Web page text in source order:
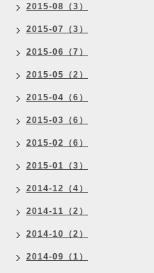
2015-08（3）
2015-07（3）
2015-06（7）
2015-05（2）
2015-04（6）
2015-03（6）
2015-02（6）
2015-01（3）
2014-12（4）
2014-11（2）
2014-10（2）
2014-09（1）